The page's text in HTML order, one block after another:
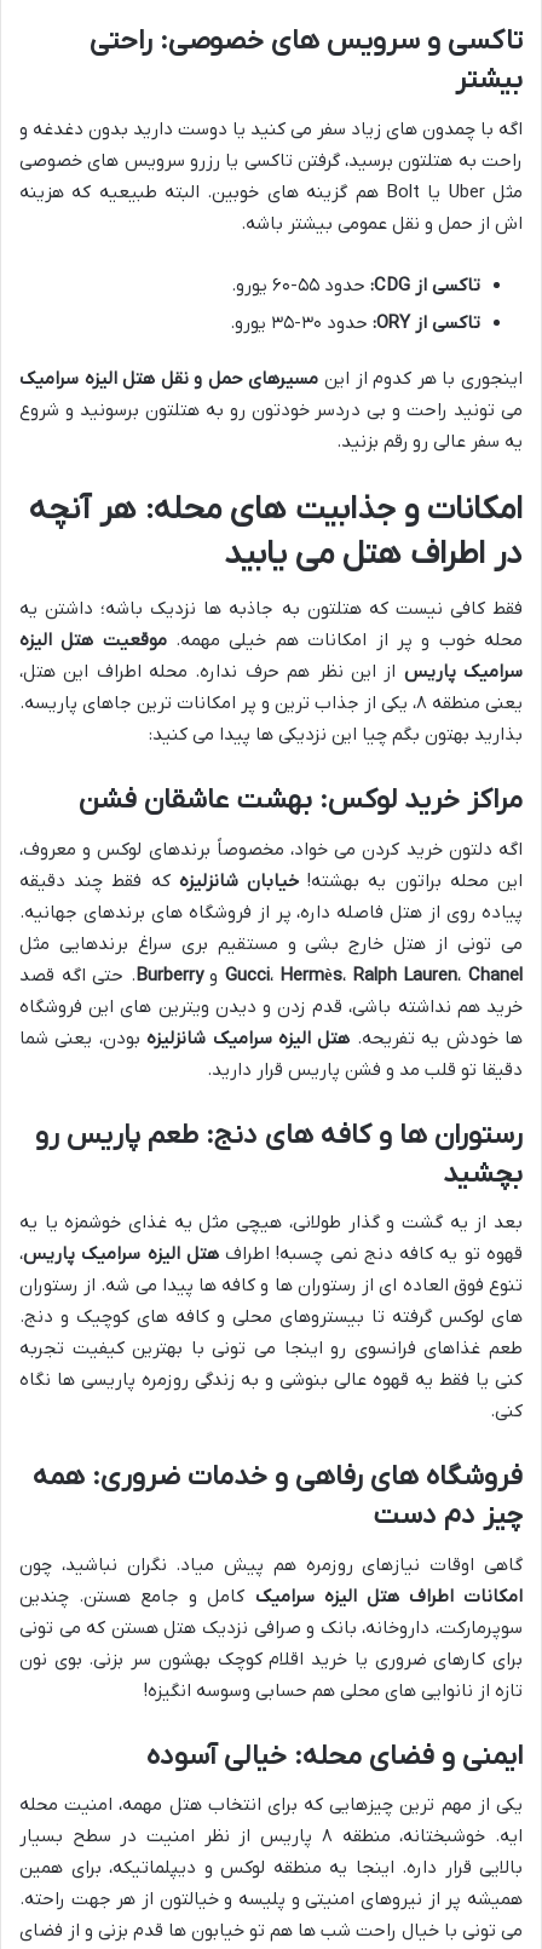
تاکسی و سرویس های خصوصی: راحتی
بیشتر
اگه با چمدون های زیاد سفر می کنید یا دوست دارید بدون دغدغه و
راحت به هتلتون برسید، گرفتن تاکسی یا رزرو سرویس های خصوصی
مثل Uber یا Bolt هم گزینه های خوبین. البته طبیعیه که هزینه
اش از حمل و نقل عمومی بیشتر باشه.
تاکسی از CDG:
حدود ۵۵-۶۰ یورو.
تاکسی از ORY:
حدود ۳۰-۳۵ یورو.
اینجوری با هر کدوم از این مسیرهای حمل و نقل هتل الیزه سرامیک
می تونید راحت و بی دردسر خودتون رو به هتلتون برسونید و شروع
یه سفر عالی رو رقم بزنید.
امکانات و جذابیت های محله: هر آنچه
در اطراف هتل می یابید
فقط کافی نیست که هتلتون به جاذبه ها نزدیک باشه؛ داشتن یه
محله خوب و پر از امکانات هم خیلی مهمه.موقعیت هتل الیزه
سرامیک پاریس از این نظر هم حرف نداره. محله اطراف این هتل،
یعنی منطقه ۸، یکی از جذاب ترین و پر امکانات ترین جاهای پاریسه.
بذارید بهتون بگم چیا این نزدیکی ها پیدا می کنید:
مراکز خرید لوکس: بهشت عاشقان فشن
اگه دلتون خرید کردن می خواد، مخصوصاً برندهای لوکس و معروف،
این محله براتون یه بهشته! خیابان شانزلیزه که فقط چند دقیقه
پیاده روی از هتل فاصله داره، پر از فروشگاه های برندهای جهانیه.
می تونی از هتل خارج بشی و مستقیم بری سراغ برندهایی مثل
Gucci، Hermès، Ralph Lauren،Chanel وBurberry. حتی اگه قصد
خرید هم نداشته باشی، قدم زدن و دیدن ویترین های این فروشگاه
ها خودش یه تفریحه. هتل الیزه سرامیک شانزلیزهبودن، یعنی شما
دقیقا تو قلب مد و فشن پاریس قرار دارید.
رستوران ها و کافه های دنج: طعم پاریس رو
بچشید
بعد از یه گشت و گذار طولانی، هیچی مثل یه غذای خوشمزه یا یه
قهوه تو یه کافه دنج نمی چسبه! اطرافهتل الیزه سرامیک پاریس،
تنوع فوق العاده ای از رستوران ها و کافه ها پیدا می شه. از رستوران
های لوکس گرفته تا بیستروهای محلی و کافه های کوچیک و دنج.
طعم غذاهای فرانسوی رو اینجا می تونی با بهترین کیفیت تجربه
کنی یا فقط یه قهوه عالی بنوشی و به زندگی روزمره پاریسی ها نگاه
کنی.
فروشگاه های رفاهی و خدمات ضروری: همه
چیز دم دست
گاهی اوقات نیازهای روزمره هم پیش میاد. نگران نباشید، چون
امکانات اطراف هتل الیزه سرامیک کامل و جامع هستن. چندین
سوپرمارکت، داروخانه، بانک و صرافی نزدیک هتل هستن که می تونی
برای کارهای ضروری یا خرید اقلام کوچک بهشون سر بزنی. بوی نون
تازه از نانوایی های محلی هم حسابی وسوسه انگیزه!
ایمنی و فضای محله: خیالی آسوده
یکی از مهم ترین چیزهایی که برای انتخاب هتل مهمه، امنیت محله
ایه. خوشبختانه، منطقه ۸ پاریس از نظر امنیت در سطح بسیار
بالایی قرار داره. اینجا یه منطقه لوکس و دیپلماتیکه، برای همین
همیشه پر از نیروهای امنیتی و پلیسه و خیالتون از هر جهت راحته.
می تونی با خیال راحت شب ها هم تو خیابون ها قدم بزنی و از فضای